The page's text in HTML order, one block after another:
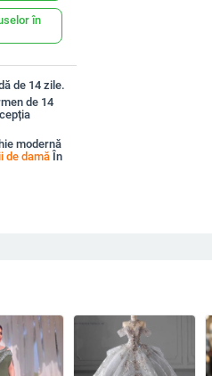
în
de 14 zile.
de 14
modernă
de damăÎn